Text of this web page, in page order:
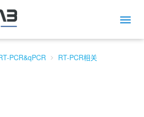
PCR&qPCR RT-PCR相关